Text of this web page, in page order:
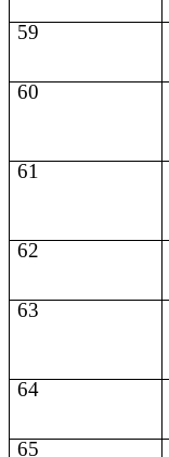
59
60
61
62
63
64
65